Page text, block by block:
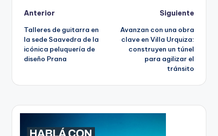
Post
navigation
Anterior
Talleres de guitarra en
la sede Saavedra de la
icónica peluquería de
diseño Prana
Siguiente
Avanzan con una obra
clave en Villa Urquiza:
construyen un túnel
para agilizar el
tránsito